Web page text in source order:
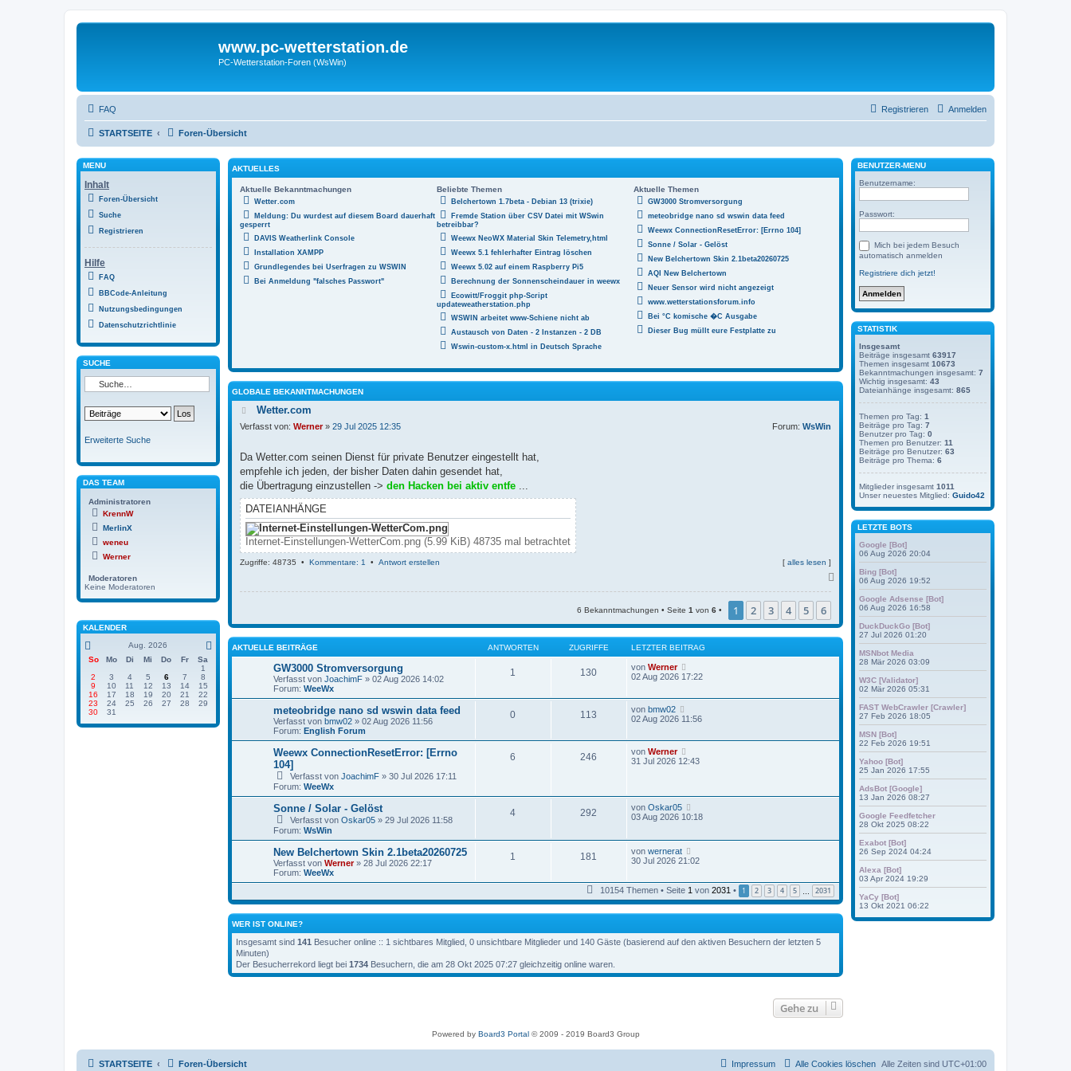
www.pc-wetterstation.de
PC-Wetterstation-Foren (WsWin)
FAQ Anmelden
Registrieren
STARTSEITE Foren-Übersicht
AKTUELLES
Aktuelle Bekanntmachungen Beliebte Themen Aktuelle Themen
Wetter.com
Meldung: Du wurdest auf diesem Board dauerhaft
gesperrt
DAVIS Weatherlink Console
Installation XAMPP
Grundlegendes bei Userfragen zu WSWIN
Bei Anmeldung "falsches Passwort"
Belchertown 1.7beta - Debian 13 (trixie)
Fremde Station über CSV Datei mit WSwin
betreibbar?
Weewx NeoWX Material Skin Telemetry,html
Weewx 5.1 fehlerhafter Eintrag löschen
Weewx 5.02 auf einem Raspberry Pi5
Berechnung der Sonnenscheindauer in weewx
Ecowitt/Froggit php-Script
updateweatherstation.php
WSWIN arbeitet www-Schiene nicht ab
Austausch von Daten - 2 Instanzen - 2 DB
Wswin-custom-x.html in Deutsch Sprache
GW3000 Stromversorgung
meteobridge nano sd wswin data feed
Weewx ConnectionResetError: [Errno 104]
Sonne / Solar - Gelöst
New Belchertown Skin 2.1beta20260725
AQI New Belchertown
Neuer Sensor wird nicht angezeigt
www.wetterstationsforum.info
Bei °C komische �C Ausgabe
Dieser Bug müllt eure Festplatte zu
GLOBALE BEKANNTMACHUNGEN
Wetter.com
Verfasst von: Werner» 29 Jul 2025 12:35 Forum: WsWin
Da Wetter.com seinen Dienst für private Benutzer eingestellt hat,
empfehle ich jeden, der bisher Daten dahin gesendet hat,
die Übertragung einzustellen -> den Hacken bei aktiv entfe ...
DATEIANHÄNGE
Internet-Einstellungen-WetterCom.png (5.99 KiB) 48735 mal betrachtet
Zugriffe: 48735 • Kommentare: 1 • Antwort erstellen [ alles lesen ]
o
e
n
6 Bekanntmachungen • Seite 1 von 6 • 1 2 3 4 5 6
AKTUELLE BEITRÄGE ANTWORTEN ZUGRIFFE LETZTER BEITRAG
GW3000 Stromversorgung
Verfasst von JoachimF » 02 Aug 2026 14:02
Forum: WeeWx
1 130 von Werner
e
e
B
i
g
02 Aug 2026 17:22
meteobridge nano sd wswin data feed
Verfasst von bmw02 » 02 Aug 2026 11:56
Forum: English Forum
0 113 von bmw02
e
e
e
i
t
r
g
02 Aug 2026 11:56
Weewx ConnectionResetError: [Errno
104]
Verfasst von JoachimF » 30 Jul 2026 17:11
Forum: WeeWx
6 246 von Werner
e
t
e
r
i
t
r
g
31 Jul 2026 12:43
Sonne / Solar - Gelöst
Verfasst von Oskar05 » 29 Jul 2026 11:58
Forum: WsWin
4 292 von Oskar05
e
e
B
e
i
t
g
03 Aug 2026 10:18
New Belchertown Skin 2.1beta20260725
Verfasst von Werner» 28 Jul 2026 22:17
Forum: WeeWx
1 181 von wernerat
e
s
t
e
r
e
i
a
30 Jul 2026 21:02
10154 Themen • Seite 1 von 2031 • 1 2 3 4 5 … 2031
WER IST ONLINE?
Insgesamt sind 141 Besucher online :: 1 sichtbares Mitglied, 0 unsichtbare Mitglieder und 140 Gäste (basierend auf den aktiven Besuchern der letzten 5
Minuten)
Der Besucherrekord liegt bei 1734 Besuchern, die am 28 Okt 2025 07:27 gleichzeitig online waren.
Gehe zu
MENÜ
Inhalt
Foren-Übersicht
Suche
Registrieren
Hilfe
FAQ
BBCode-Anleitung
Nutzungsbedingungen
Datenschutzrichtlinie
SUCHE
Erweiterte Suche
DAS TEAM
Administratoren
KrennW
MerlinX
weneu
Werner
Moderatoren
Keine Moderatoren
KALENDER
Aug. 2026
So
Mo Di Mi Do Fr
Sa
1
2
3 4 5 6 7
8
9
10 11 12 13 14
15
16
17 18 19 20 21
22
23
24 25 26 27 28
29
30
31
BENUTZER-MENÜ
Benutzername:
Passwort:
Mich bei jedem Besuch
automatisch anmelden
Registriere dich jetzt!
STATISTIK
Insgesamt
Beiträge insgesamt 63917
Themen insgesamt 10673
Bekanntmachungen insgesamt: 7
Wichtig insgesamt: 43
Dateianhänge insgesamt: 865
Themen pro Tag: 1
Beiträge pro Tag: 7
Benutzer pro Tag: 0
Themen pro Benutzer: 11
Beiträge pro Benutzer: 63
Beiträge pro Thema: 6
Mitglieder insgesamt 1011
Unser neuestes Mitglied: Guido42
LETZTE BOTS
Google [Bot]
06 Aug 2026 20:04
Bing [Bot]
06 Aug 2026 19:52
Google Adsense [Bot]
06 Aug 2026 16:58
DuckDuckGo [Bot]
27 Jul 2026 01:20
MSNbot Media
28 Mär 2026 03:09
W3C [Validator]
02 Mär 2026 05:31
FAST WebCrawler [Crawler]
27 Feb 2026 18:05
MSN [Bot]
22 Feb 2026 19:51
Yahoo [Bot]
25 Jan 2026 17:55
AdsBot [Google]
13 Jan 2026 08:27
Google Feedfetcher
28 Okt 2025 08:22
Exabot [Bot]
26 Sep 2024 04:24
Alexa [Bot]
03 Apr 2024 19:29
YaCy [Bot]
13 Okt 2021 06:22
Powered by Board3 Portal© 2009 - 2019 Board3 Group
STARTSEITE Foren-Übersicht Alle Zeiten sind UTC+01:00
Alle Cookies löschen
Impressum